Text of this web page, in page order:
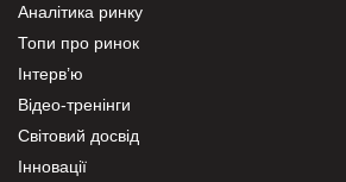
Аналітика ринку
Топи про ринок
Інтерв’ю
Відео-тренінги
Світовий досвід
Інновації